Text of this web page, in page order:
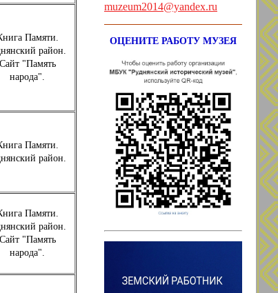
Памяти.
район.
Сайт "Память
народа".
Памяти.
район.
Памяти.
район.
Сайт "Память
народа".
muzeum2014@yandex.ru
ОЦЕНИТЕ РАБОТУ МУЗЕЯ